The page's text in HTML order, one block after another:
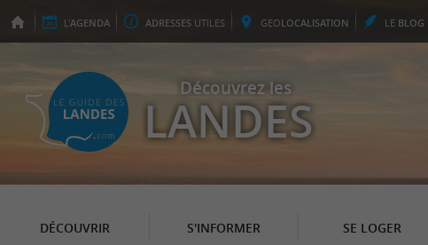
L'AGENDA ADRESSES UTILES GEOLOCALISATION LE BLOG
Découvrez les
LANDES
DÉCOUVRIR S'INFORMER SE LOGER